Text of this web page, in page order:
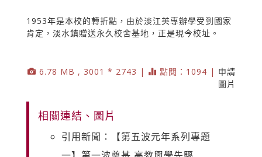
1953年是本校的轉折點，由於淡江英專辦學受到國家
肯定，淡水鎮贈送永久校舍基地，正是現今校址。
6.78 MB , 3001 * 2743 | 點閱：1094 | 申請
圖片
相關連結、圖片
引用新聞：【第五波元年系列專題